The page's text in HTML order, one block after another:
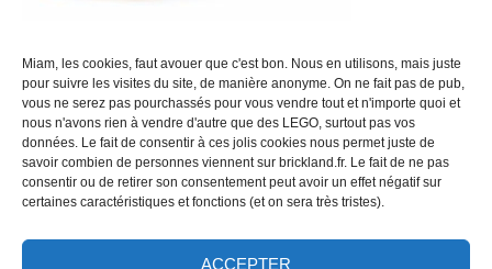
Miam, les cookies, faut avouer que c'est bon. Nous en utilisons, mais juste
pour suivre les visites du site, de manière anonyme. On ne fait pas de pub,
vous ne serez pas pourchassés pour vous vendre tout et n'importe quoi et
nous n'avons rien à vendre d'autre que des LEGO, surtout pas vos
données. Le fait de consentir à ces jolis cookies nous permet juste de
savoir combien de personnes viennent sur brickland.fr. Le fait de ne pas
consentir ou de retirer son consentement peut avoir un effet négatif sur
certaines caractéristiques et fonctions (et on sera très tristes).
ACCEPTER
Brickland.fr ne se revendique pas de l'écosystème LEGO.
MENTIONS LÉGALES